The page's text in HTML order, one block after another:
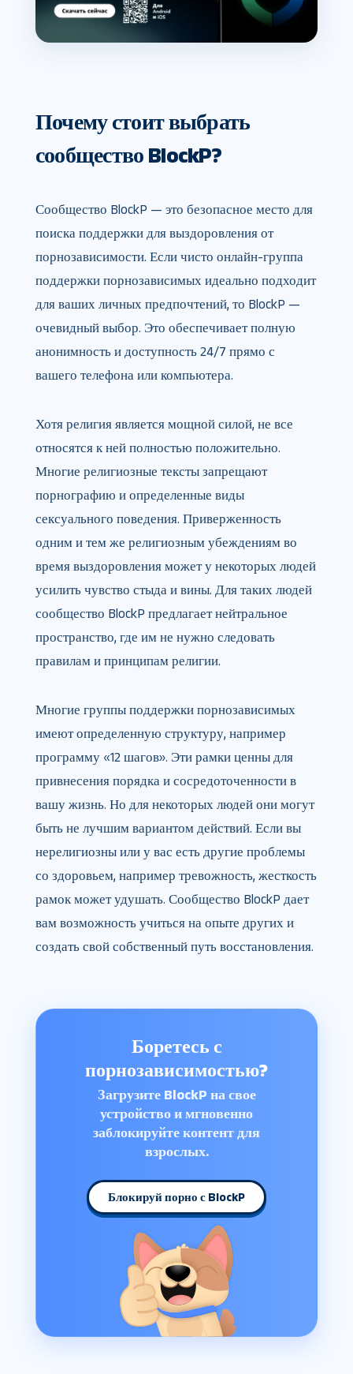
Почему стоит выбрать
сообщество BlockP?
Сообщество BlockP — это безопасное место для
поиска поддержки для выздоровления от
порнозависимости. Если чисто онлайн-группа
поддержки порнозависимых идеально подходит
для ваших личных предпочтений, то BlockP —
очевидный выбор. Это обеспечивает полную
анонимность и доступность 24/7 прямо с
вашего телефона или компьютера.
Хотя религия является мощной силой, не все
относятся к ней полностью положительно.
Многие религиозные тексты запрещают
порнографию и определенные виды
сексуального поведения. Приверженность
одним и тем же религиозным убеждениям во
время выздоровления может у некоторых людей
усилить чувство стыда и вины. Для таких людей
сообщество BlockP предлагает нейтральное
пространство, где им не нужно следовать
правилам и принципам религии.
Многие группы поддержки порнозависимых
имеют определенную структуру, например
программу «12 шагов». Эти рамки ценны для
привнесения порядка и сосредоточенности в
вашу жизнь. Но для некоторых людей они могут
быть не лучшим вариантом действий. Если вы
нерелигиозны или у вас есть другие проблемы
со здоровьем, например тревожность, жесткость
рамок может удушать. Сообщество BlockP дает
вам возможность учиться на опыте других и
создать свой собственный путь восстановления.
Боретесь с
порнозависимостью?
Загрузите BlockP на свое
устройство и мгновенно
заблокируйте контент для
взрослых.
Блокируй порно с BlockP